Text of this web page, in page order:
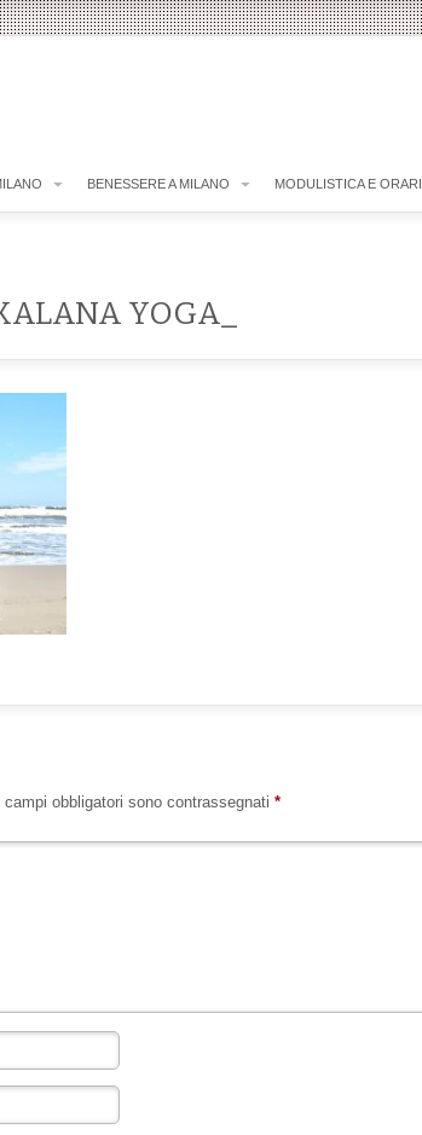
BENESSERE A MILANO MODULISTICA E ORARI
YOGA_
I campi obbligatori sono contrassegnati *